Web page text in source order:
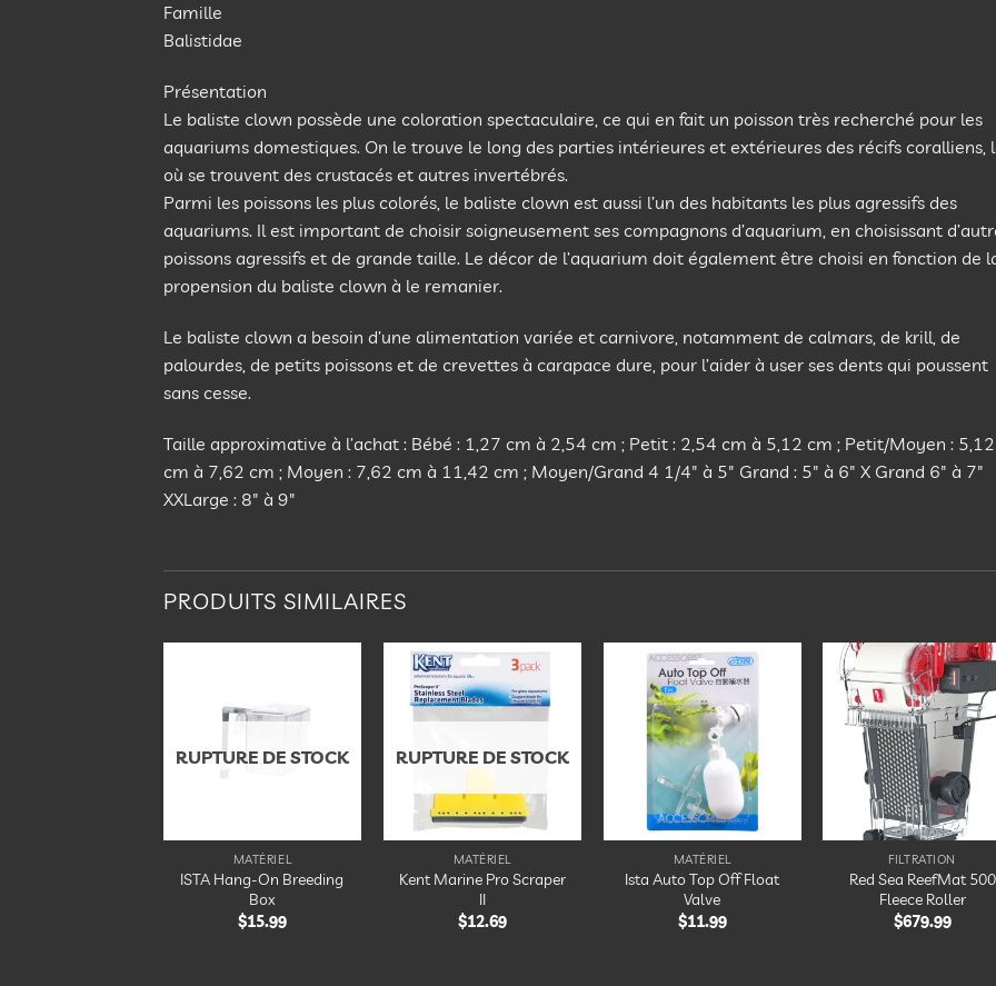
Famille
Balistidae
Présentation
Le baliste clown possède une coloration spectaculaire, ce qui en fait un poisson très recherché pour les
aquariums domestiques. On le trouve le long des parties intérieures et extérieures des récifs coralliens,
où se trouvent des crustacés et autres invertébrés.
Parmi les poissons les plus colorés, le baliste clown est aussi l’un des habitants les plus agressifs des
aquariums. Il est important de choisir soigneusement ses compagnons d’aquarium, en choisissant
poissons agressifs et de grande taille. Le décor de l’aquarium doit également être choisi en fonction de
propension du baliste clown à le remanier.
Le baliste clown a besoin d’une alimentation variée et carnivore, notamment de calmars, de krill, de
palourdes, de petits poissons et de crevettes à carapace dure, pour l’aider à user ses dents qui poussent
sans cesse.
Taille approximative à l’achat : Bébé : 1,27 cm à 2,54 cm ; Petit : 2,54 cm à 5,12 cm ; Petit/Moyen : 5,12
cm à 7,62 cm ; Moyen : 7,62 cm à 11,42 cm ; Moyen/Grand 4 1/4″ à 5″ Grand : 5″ à 6″ X Grand 6″ à 7″
XXLarge : 8″ à 9″
PRODUITS SIMILAIRES
d’envies
RUPTURE DE STOCK
MATÉRIEL
ISTA Hang-On Breeding
Box
$15.99
Ajouter
à la
d’envies
RUPTURE DE STOCK
MATÉRIEL
Kent Marine Pro Scraper
II
$12.69
Ajouter
d’envies
MATÉRIEL
Ista Auto Top Off Float
Valve
$11.99
Ajouter
à la
liste
d’envies
FILTRATION
Red Sea ReefMat 500
Fleece Roller
$679.99